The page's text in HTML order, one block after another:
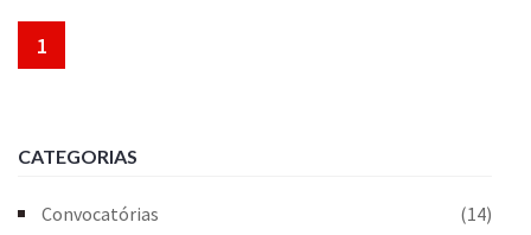
1
CATEGORIAS
Convocatórias
(14)